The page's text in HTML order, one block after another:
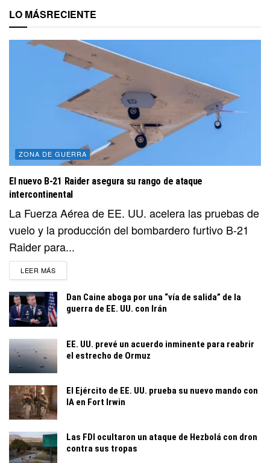
LO MÁSRECIENTE
ZONA DE GUERRA
El nuevo B-21 Raider asegura su rango de ataque
intercontinental
La Fuerza Aérea de EE. UU. acelera las pruebas de
vuelo y la producción del bombardero furtivo B-21
Raider para...
LEER MÁSDETAILS
Dan Caine aboga por una “vía de salida” de la
guerra de EE. UU. con Irán
EE. UU. prevé un acuerdo inminente para reabrir
el estrecho de Ormuz
El Ejército de EE. UU. prueba su nuevo mando con
IA en Fort Irwin
Las FDI ocultaron un ataque de Hezbolá con dron
contra sus tropas